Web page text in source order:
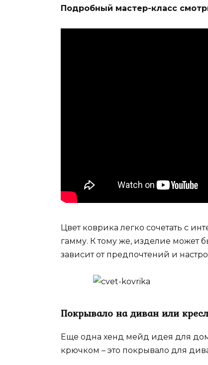
Подробный мастер-класс
Цвет коврика легко сочетать с
гамму. К тому же, изделие может
зависит от предпочтений и
Покрывало на диван или
Еще одна хенд мейд идея для
крючком – это покрывало для